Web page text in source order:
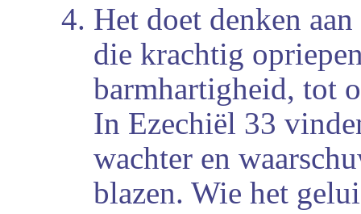
Het doet denken
die krachtig
barmhartigheid, tot
In Ezechiël 33
wachter en
blazen. Wie het